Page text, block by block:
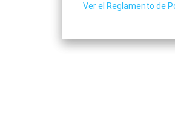
Ver el Reglamento de